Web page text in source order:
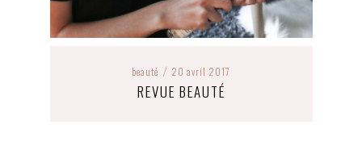
beauté / 20 avril 2017
REVUE BEAUTÉ